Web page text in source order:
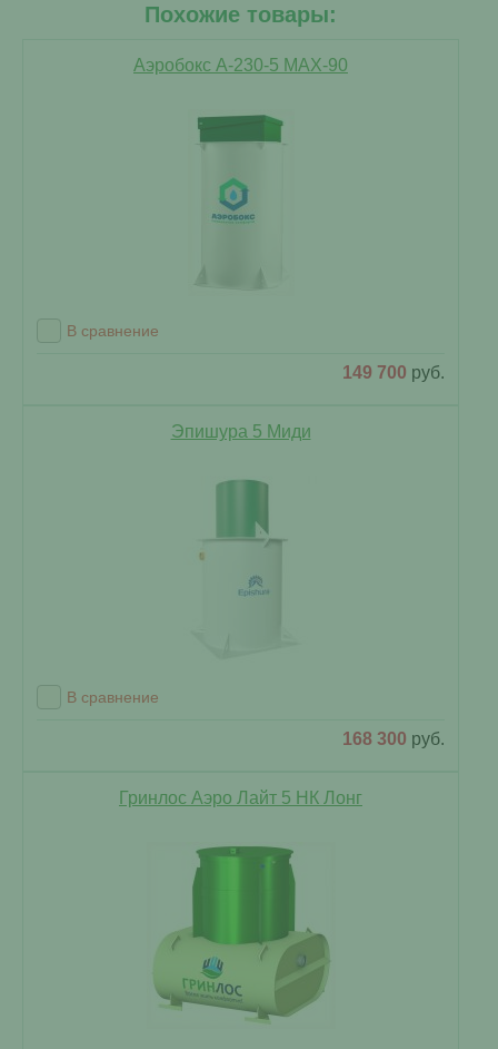
Похожие товары:
Аэробокс А-230-5 MAX-90
В сравнение
149 700 руб.
Эпишура 5 Миди
В сравнение
168 300 руб.
Гринлос Аэро Лайт 5 НК Лонг